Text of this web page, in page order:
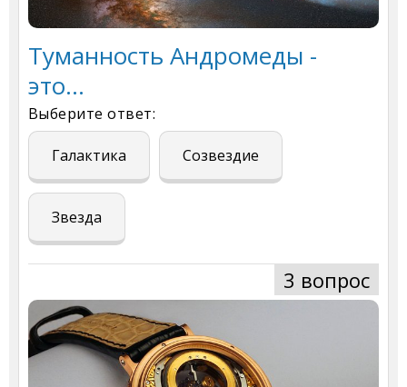
Туманность Андромеды -
это...
Выберите ответ:
Галактика Созвездие
Звезда
3 вопрос